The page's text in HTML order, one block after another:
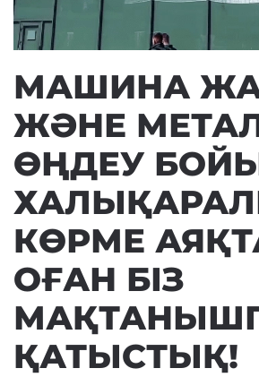
МАШИНА
ЖӘНЕ
ӨҢДЕУ
КӨРМЕ
ОҒАН БІЗ
ҚАТЫСТЫҚ!